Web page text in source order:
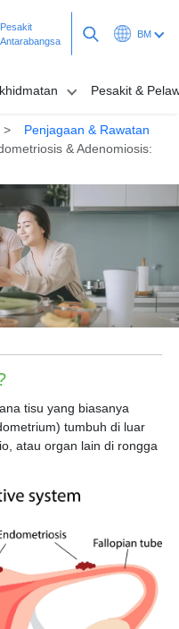
Pesakit
Antarabangsa
BM
Pesakit &
Penjagaan & Rawatan
& Adenomiosis:
tisu yang biasanya
tumbuh di luar
atau organ lain di rongga